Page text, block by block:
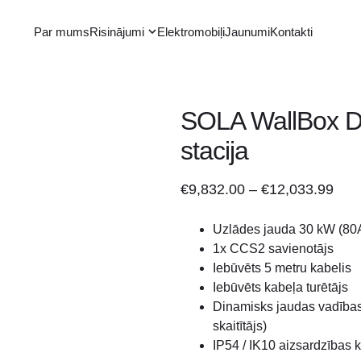
Par mumsRisinājumi ElektromobiļiJaunumiKontakti
SOLA WallBox
stacija
€9,832.00 – €12,033.99
Uzlādes jauda 30 kW
1x CCS2 savienotājs
Iebūvēts 5 metru kabelis
Iebūvēts kabeļa turētājs
Dinamisks jaudas
skaitītājs)
IP54 / IK10 aizsardzības